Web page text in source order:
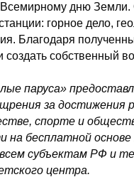
Всемирному дню
горное дело,
Благодаря
создать собственный
паруса»
за достижения
спорте и
на бесплатной
субъектам РФ и
центра.